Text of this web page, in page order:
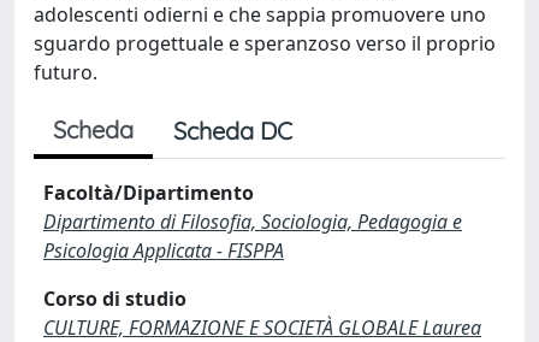
adolescenti odierni e che sappia promuovere uno
sguardo progettuale e speranzoso verso il proprio
futuro.
Scheda Scheda DC
Facoltà/Dipartimento
Dipartimento di Filosofia, Sociologia, Pedagogia e
Psicologia Applicata - FISPPA
Corso di studio
CULTURE, FORMAZIONE E SOCIETÀ GLOBALE Laurea